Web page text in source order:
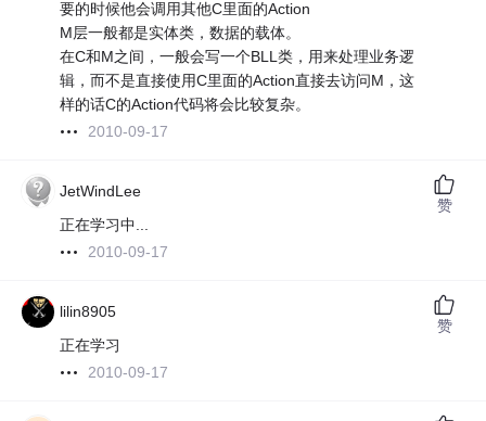
要的时候他会调用其他C里面的Action
M层一般都是实体类，数据的载体。
在C和M之间，一般会写一个BLL类，用来处理业务逻
辑，而不是直接使用C里面的Action直接去访问M，这
样的话C的Action代码将会比较复杂。
2010-09-17
JetWindLee
正在学习中...
2010-09-17
赞
lilin8905
正在学习
2010-09-17
赞